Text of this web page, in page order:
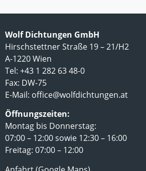
Wolf Dichtungen GmbH
Hirschstettner Straße 19 – 21/H2
A-1220 Wien
Tel: +43 1 282 63 48-0
Fax: DW-75
E-Mail: office@wolfdichtungen.at
Öffnungszeiten:
Montag bis Donnerstag:
07:00 – 12:00 sowie 12:30 – 16:00
Freitag: 07:00 – 12:00